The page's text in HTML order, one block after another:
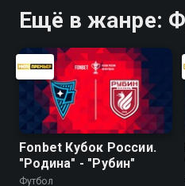
Ещё в жанре:
Fonbet Кубок России.
"Родина" - "Рубин"
Футбол